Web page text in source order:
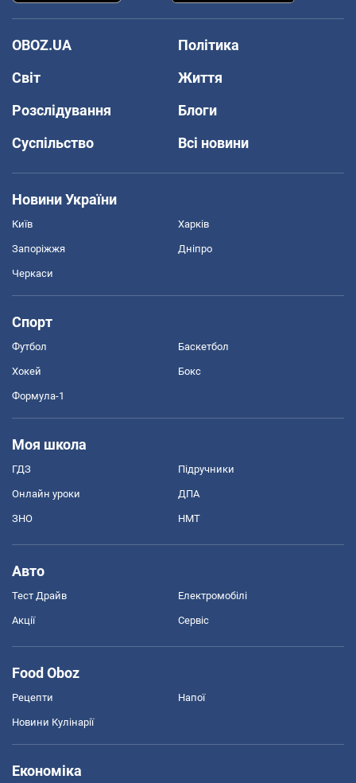
OBOZ.UA
Політика
Світ
Життя
Розслідування
Блоги
Суспільство
Всі новини
Новини України
Київ Харків
Запоріжжя Дніпро
Черкаси
Спорт
Футбол Баскетбол
Хокей Бокс
Формула-1
Моя школа
ГДЗ Підручники
Онлайн уроки ДПА
ЗНО НМТ
Авто
Тест Драйв Електромобілі
Акції Сервіс
Food Oboz
Рецепти Напої
Новини Кулінарії
Економіка